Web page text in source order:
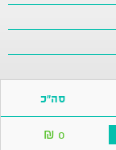
סה"כ
0
₪